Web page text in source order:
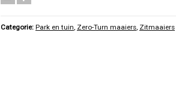
Categorie: Park en tuin, Zero-Turn maaiers, Zitmaaiers